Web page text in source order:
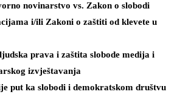
novinarstvo vs. Zakon o slobodi
i/ili Zakoni o zaštiti od klevete u
prava i zaštita slobode medija i
izvještavanja
put ka slobodi i demokratskom društvu